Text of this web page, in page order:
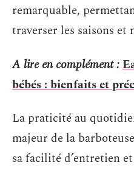
remarquable,
traverser les saisons et
A lire en complément :
bébés : bienfaits et
La praticité au
majeur de la
sa facilité d’entretien